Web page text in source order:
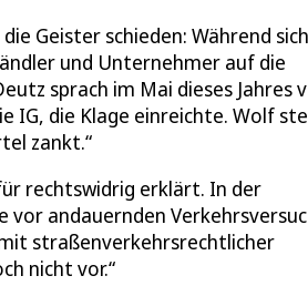
Geister schieden: Während sich
und Unternehmer auf die
sprach im Mai dieses Jahres
IG, die Klage einreichte. Wolf
zankt.“
rechtswidrig erklärt. In der
vor andauernden
straßenverkehrsrechtlicher
nicht vor.“